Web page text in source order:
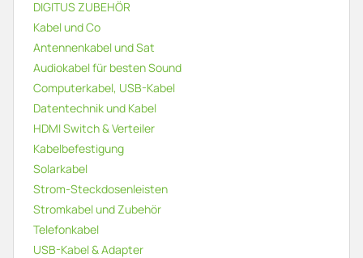
DIGITUS ZUBEHÖR
Kabel und Co
Antennenkabel und Sat
Audiokabel für besten Sound
Computerkabel, USB-Kabel
Datentechnik und Kabel
HDMI Switch & Verteiler
Kabelbefestigung
Solarkabel
Strom-Steckdosenleisten
Stromkabel und Zubehör
Telefonkabel
USB-Kabel & Adapter